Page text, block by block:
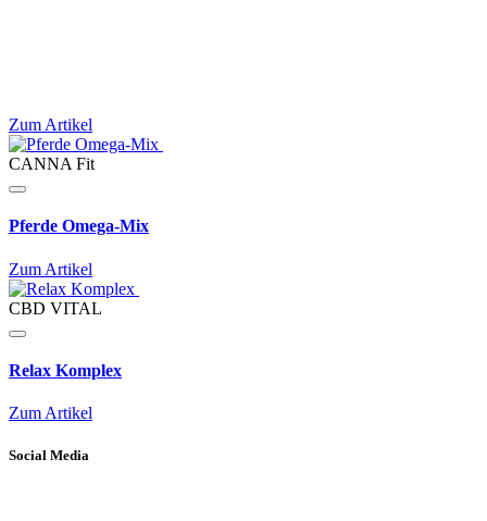
Zum Artikel
CANNA Fit
Pferde Omega-Mix
Zum Artikel
CBD VITAL
Relax Komplex
Zum Artikel
Social Media